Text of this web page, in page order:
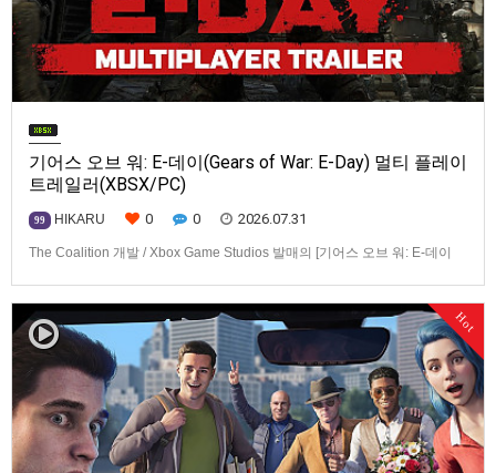
기어스 오브 워: E-데이(Gears of War: E-Day) 멀티 플레이
트레일러(XBSX/PC)
99 HIKARU 0 0 2026.07.31
The Coalition 개발 / Xbox Game Studios 발매의 [기어스 오브 워: E-데이
Hot